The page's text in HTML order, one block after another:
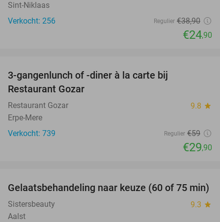
Sint-Niklaas
Verkocht: 256
Regulier €38,90
€24,90
3-gangenlunch of -diner à la carte bij
Restaurant Gozar
Restaurant Gozar 9.8 star
Erpe-Mere
Verkocht: 739
Regulier €59
€29,90
66%
Gelaatsbehandeling naar keuze (60 of 75 min)
Sistersbeauty 9.3 star
Aalst